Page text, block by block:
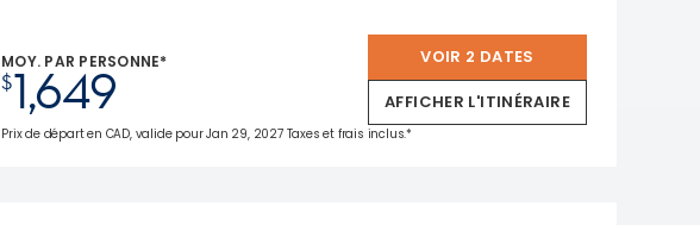
MOY. PAR PERSONNE*
$1,649
VOIR 2 DATES
AFFICHER L'ITINÉRAIRE
Prix de départ en CAD, valide pour Jan 29, 2027 Taxes et frais inclus.*